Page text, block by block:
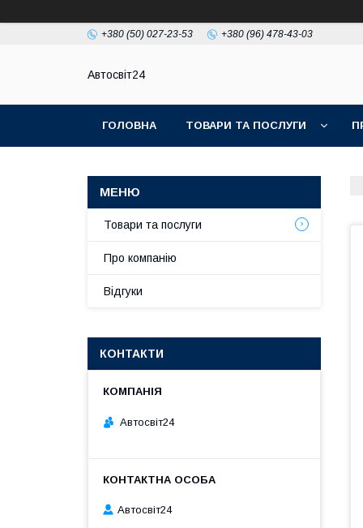
+380 (50) 027-23-53 +380 (96) 478-43-03
Автосвіт24
ГОЛОВНА ТОВАРИ ТА ПОСЛУГИ
Товари та послуги
Про компанію
Відгуки
КОНТАКТИ
Автосвіт24
Автосвіт24